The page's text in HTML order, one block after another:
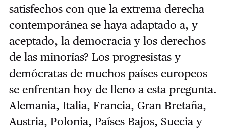
satisfechos con que la extrema derecha
contemporánea se haya adaptado a, y
aceptado, la democracia y los derechos
de las minorías? Los progresistas y
demócratas de muchos países europeos
se enfrentan hoy de lleno a esta pregunta.
Alemania, Italia, Francia, Gran Bretaña,
Austria, Polonia, Países Bajos, Suecia y